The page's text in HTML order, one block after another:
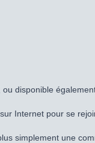
disponible
Internet pour se
simplement une